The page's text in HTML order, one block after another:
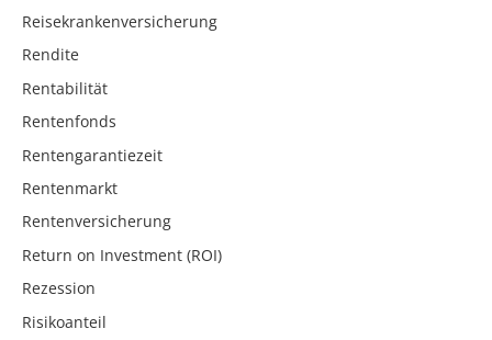
Reisekrankenversicherung
Rendite
Rentabilität
Rentenfonds
Rentengarantiezeit
Rentenmarkt
Rentenversicherung
Return on Investment (ROI)
Rezession
Risikoanteil